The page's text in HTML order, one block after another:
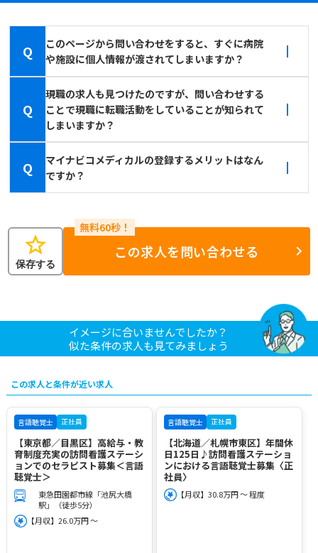
Q
このページから問い合わせをすると、すぐに病院
や施設に個人情報が渡されてしまいますか？
Q
現職の求人も見つけたのですが、問い合わせする
ことで現職に転職活動をしていることが知られて
しまいますか？
Q
マイナビコメディカルの登録するメリットはなん
ですか？
star
保存する
この求人を問い合わせる
イメージに合いませんでしたか？
似た条件の求人も見てみましょう
この求人と条件が近い求人
言語聴覚士 正社員
【東京都／目黒区】高給与・教
育制度充実の訪問看護ステーシ
ョンでのセラピスト募集＜言語
聴覚士＞
東急田園都市線「池尻大橋
駅」（徒歩5分）
【月収】26.0万円 ～
言語聴覚士 正社員
【北海道／札幌市東区】年間休
日125日♪訪問看護ステーショ
ンにおける言語聴覚士募集〈正
社員〉
【月収】30.8万円 ～ 程度